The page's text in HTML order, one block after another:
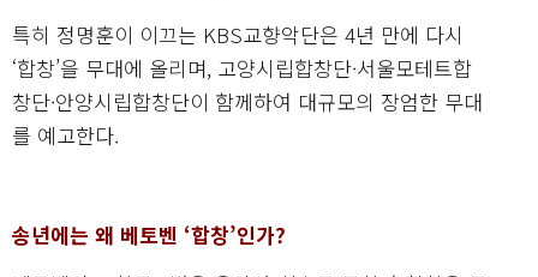
특히 정명훈이 이끄는 KBS교향악단은 4년 만에 다시
‘합창’을 무대에 올리며, 고양시립합창단·서울모테트합
창단·안양시립합창단이 함께하여 대규모의 장엄한 무대
를 예고한다.
송년에는 왜 베토벤 ‘합창’인가?